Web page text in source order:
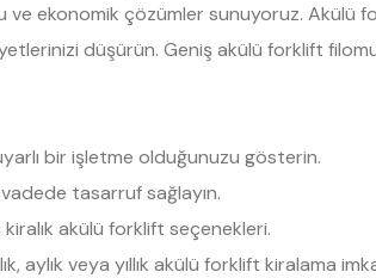
ekonomik çözümler sunuyoruz. Akülü
düşürün. Geniş akülü forklift
bir işletme olduğunuzu gösterin.
tasarruf sağlayın.
akülü forklift seçenekleri.
aylık veya yıllık akülü forklift kiralama